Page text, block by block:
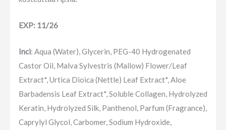
EXP: 11/26
Inci: Aqua (Water), Glycerin, PEG-40 Hydrogenated
Castor Oil, Malva Sylvestris (Mallow) Flower/Leaf
Extract*, Urtica Dioica (Nettle) Leaf Extract*, Aloe
Barbadensis Leaf Extract*, Soluble Collagen, Hydrolyzed
Keratin, Hydrolyzed Silk, Panthenol, Parfum (Fragrance),
Caprylyl Glycol, Carbomer, Sodium Hydroxide,